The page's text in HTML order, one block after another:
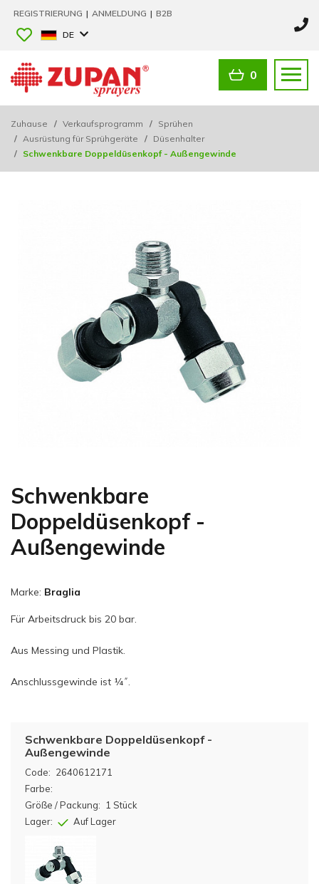
REGISTRIERUNG | ANMELDUNG | B2B
DE
0
Zuhause / Verkaufsprogramm / Sprühen
/ Ausrüstung für Sprühgeräte / Düsenhalter
/ Schwenkbare Doppeldüsenkopf - Außengewinde
Schwenkbare
Doppeldüsenkopf -
Außengewinde
Marke: Braglia
Für Arbeitsdruck bis 20 bar.
Aus Messing und Plastik.
Anschlussgewinde ist ¼˝.
Code: 2640612171
Schwenkbare Doppeldüsenkopf -
Außengewinde
Farbe:
Größe / Packung:
1 Stück
Lager:
Auf Lager